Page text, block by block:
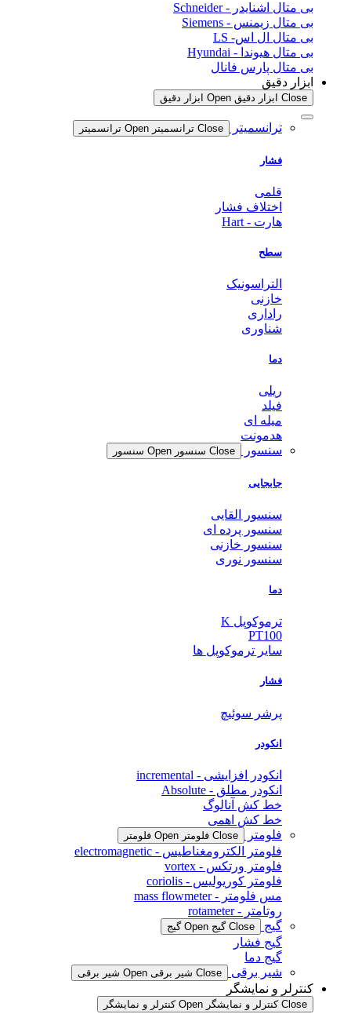
بی متال اشنایدر - Schneider
بی متال زیمنس - Siemens
بی متال ال اس- LS
بی متال هیوندا - Hyundai
بی متال پارس فانال
ابزار دقیق
Close ابزار دقیق Open ابزار دقیق
ترانسمیتر Close ترانسمیتر Open ترانسمیتر
فشار
قلمی
اختلاف فشار
هارت - Hart
سطح
التراسونیک
خازنی
راداری
شناوری
دما
ریلی
فیلد
میله ای
هدمونت
سنسور
Close سنسور Open سنسور
جابجایی
سنسور القایی
سنسور پرده ای
سنسور خازنی
سنسور نوری
دما
ترموکوپل K
PT100
سایر ترموکوپل ها
فشار
پرشر سوئیچ
انکودر
انکودر افزایشی - incremental
انکودر مطلق - Absolute
خط کش آنالوگ
خط کش اهمی
فلومتر
Close فلومتر Open فلومتر
فلومتر الکترومغناطیس - electromagnetic
فلومتر ورتکس - vortex
فلومتر کوریولیس - coriolis
مس فلومتر - mass flowmeter
روتامتر - rotameter
گیج
Close گیج Open گیج
گیج فشار
گیج دما
شیر برقی
Close شیر برقی Open شیر برقی
کنترلر و نمایشگر
Close کنترلر و نمایشگر Open کنترلر و نمایشگر